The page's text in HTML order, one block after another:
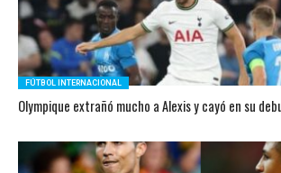
FÚTBOL INTERNACIONAL
Olympique extrañó mucho a Alexis y cayó en su